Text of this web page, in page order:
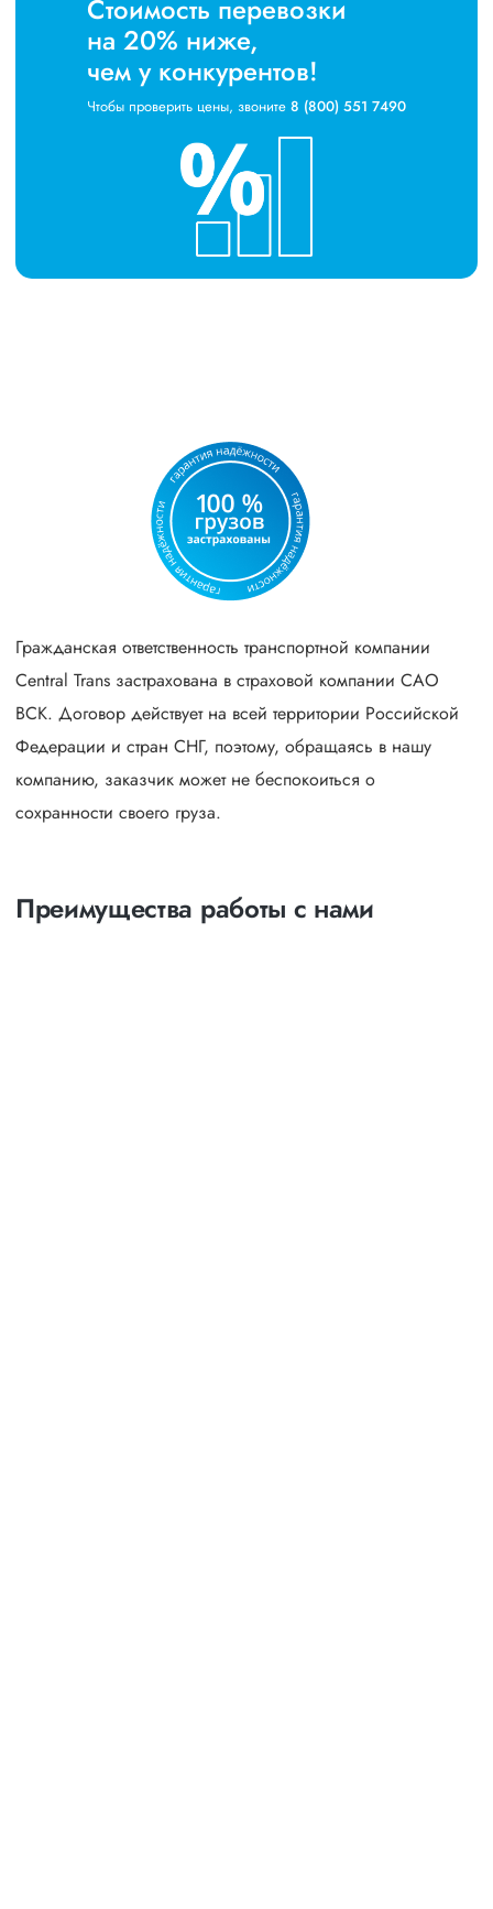
Стоимость перевозки
на 20% ниже,
чем у конкурентов!
Чтобы проверить цены, звоните 8 (800) 551 7490
Гражданская ответственность транспортной компании
Central Trans застрахована в страховой компании САО
ВСК. Договор действует на всей территории Российской
Федерации и стран СНГ, поэтому, обращаясь в нашу
компанию, заказчик может не беспокоиться о
сохранности своего груза.
Преимущества работы с нами